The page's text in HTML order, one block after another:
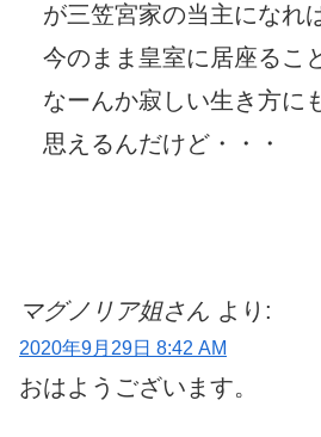
が三笠宮家の当主になれ
今のまま皇室に居座るこ
なーんか寂しい生き方に
思えるんだけど・・・
マグノリア姐さん より:
2020年9月29日 8:42 AM
おはようございます。